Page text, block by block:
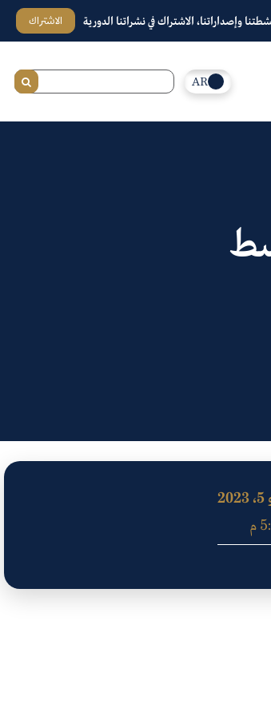
وإصداراتنا، الاشتراك في نشراتنا الدورية الاشتراك
AR